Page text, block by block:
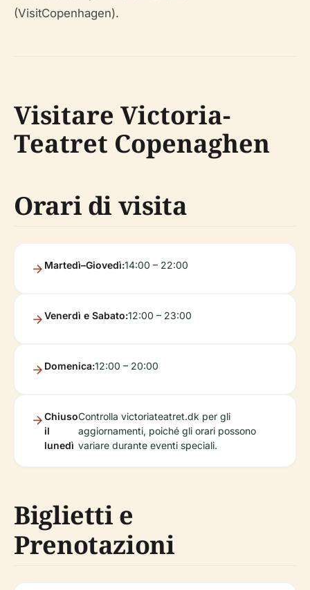
(VisitCopenhagen).
Visitare Victoria-
Teatret Copenaghen
Orari di visita
Martedì–Giovedì:14:00 – 22:00
Venerdì e Sabato:12:00 – 23:00
Domenica:12:00 – 20:00
Chiuso
il
lunedì
Controlla victoriateatret.dk per gli
aggiornamenti, poiché gli orari possono
variare durante eventi speciali.
Biglietti e
Prenotazioni